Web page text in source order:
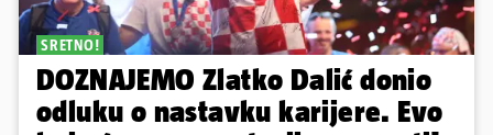
SRETNO!
DOZNAJEMO Zlatko Dalić donio
odluku o nastavku karijere. Evo